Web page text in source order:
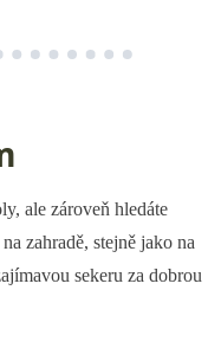
ale zároveň hledáte
zahradě, stejně jako na
sekeru za dobrou